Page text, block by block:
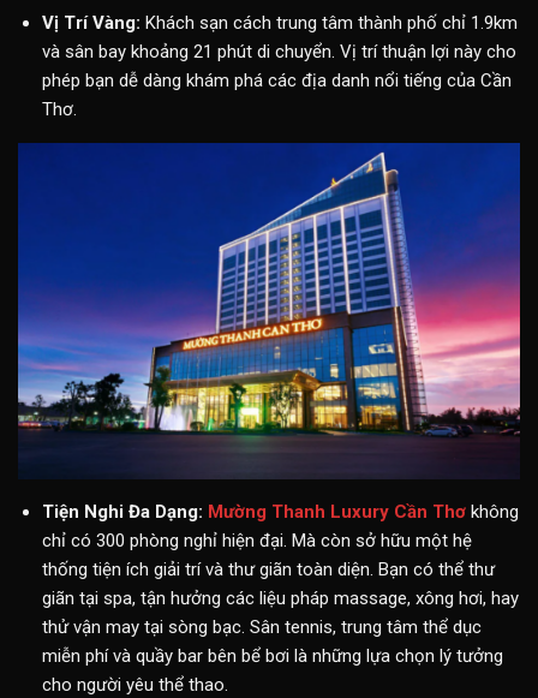
Vị Trí Vàng: Khách sạn cách trung tâm thành phố chỉ 1.9km
và sân bay khoảng 21 phút di chuyển. Vị trí thuận lợi này cho
phép bạn dễ dàng khám phá các địa danh nổi tiếng của Cần
Thơ.
Tiện Nghi Đa Dạng: Mường Thanh Luxury Cần Thơkhông
chỉ có 300 phòng nghỉ hiện đại. Mà còn sở hữu một hệ
thống tiện ích giải trí và thư giãn toàn diện. Bạn có thể thư
giãn tại spa, tận hưởng các liệu pháp massage, xông hơi, hay
thử vận may tại sòng bạc. Sân tennis, trung tâm thể dục
miễn phí và quầy bar bên bể bơi là những lựa chọn lý tưởng
cho người yêu thể thao.